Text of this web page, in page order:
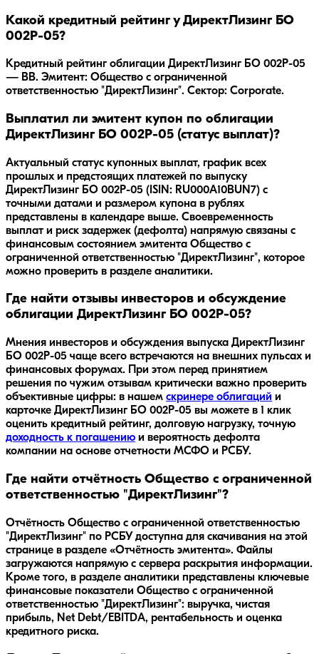
Какой кредитный рейтинг у ДиректЛизинг БО
002Р-05?
Кредитный рейтинг облигации ДиректЛизинг БО 002Р-05
— BB. Эмитент: Общество с ограниченной
ответственностью "ДиректЛизинг". Сектор: Corporate.
Выплатил ли эмитент купон по облигации
ДиректЛизинг БО 002Р-05 (статус выплат)?
Актуальный статус купонных выплат, график всех
прошлых и предстоящих платежей по выпуску
ДиректЛизинг БО 002Р-05 (ISIN: RU000A10BUN7) с
точными датами и размером купона в рублях
представлены в календаре выше. Своевременность
выплат и риск задержек (дефолта) напрямую связаны с
финансовым состоянием эмитента Общество с
ограниченной ответственностью "ДиректЛизинг", которое
можно проверить в разделе аналитики.
Где найти отзывы инвесторов и обсуждение
облигации ДиректЛизинг БО 002Р-05?
Мнения инвесторов и обсуждения выпуска ДиректЛизинг
БО 002Р-05 чаще всего встречаются на внешних пульсах и
финансовых форумах. При этом перед принятием
решения по чужим отзывам критически важно проверить
объективные цифры: в нашем скринере облигаций и
карточке ДиректЛизинг БО 002Р-05 вы можете в 1 клик
оценить кредитный рейтинг, долговую нагрузку, точную
доходность к погашению и вероятность дефолта
компании на основе отчетности МСФО и РСБУ.
Где найти отчётность Общество с ограниченной
ответственностью "ДиректЛизинг"?
Отчётность Общество с ограниченной ответственностью
"ДиректЛизинг" по РСБУ доступна для скачивания на этой
странице в разделе «Отчётность эмитента». Файлы
загружаются напрямую с сервера раскрытия информации.
Кроме того, в разделе аналитики представлены ключевые
финансовые показатели Общество с ограниченной
ответственностью "ДиректЛизинг": выручка, чистая
прибыль, Net Debt/EBITDA, рентабельность и оценка
кредитного риска.